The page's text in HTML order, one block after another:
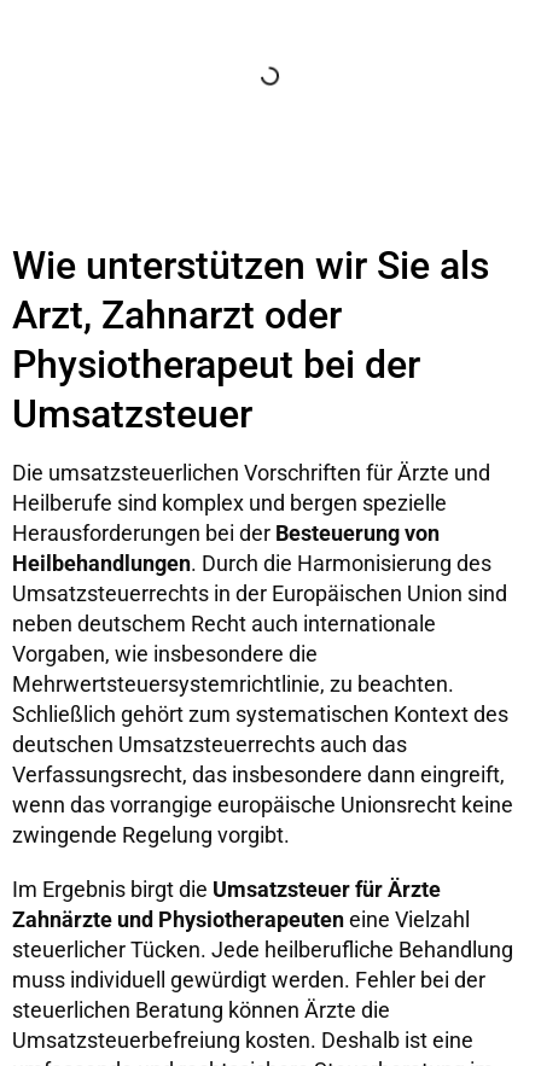
Wie unterstützen wir Sie als
Arzt, Zahnarzt oder
Physiotherapeut bei der
Umsatzsteuer
Die umsatzsteuerlichen Vorschriften für Ärzte und
Heilberufe sind komplex und bergen spezielle
Herausforderungen bei der Besteuerung von
Heilbehandlungen. Durch die Harmonisierung des
Umsatzsteuerrechts in der Europäischen Union sind
neben deutschem Recht auch internationale
Vorgaben, wie insbesondere die
Mehrwertsteuersystemrichtlinie, zu beachten.
Schließlich gehört zum systematischen Kontext des
deutschen Umsatzsteuerrechts auch das
Verfassungsrecht, das insbesondere dann eingreift,
wenn das vorrangige europäische Unionsrecht keine
zwingende Regelung vorgibt.
Im Ergebnis birgt die Umsatzsteuer für Ärzte
Zahnärzte und Physiotherapeuten eine Vielzahl
steuerlicher Tücken. Jede heilberufliche Behandlung
muss individuell gewürdigt werden. Fehler bei der
steuerlichen Beratung können Ärzte die
Umsatzsteuerbefreiung kosten. Deshalb ist eine